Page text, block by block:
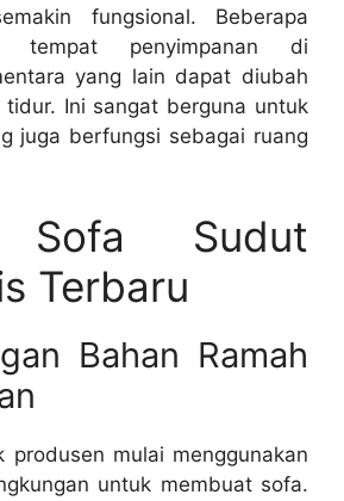
fungsional. Beberapa
tempat penyimpanan di
yang lain dapat diubah
Ini sangat berguna untuk
juga berfungsi sebagai ruang
Sofa Sudut
Terbaru
Bahan Ramah
produsen mulai menggunakan
untuk membuat sofa.